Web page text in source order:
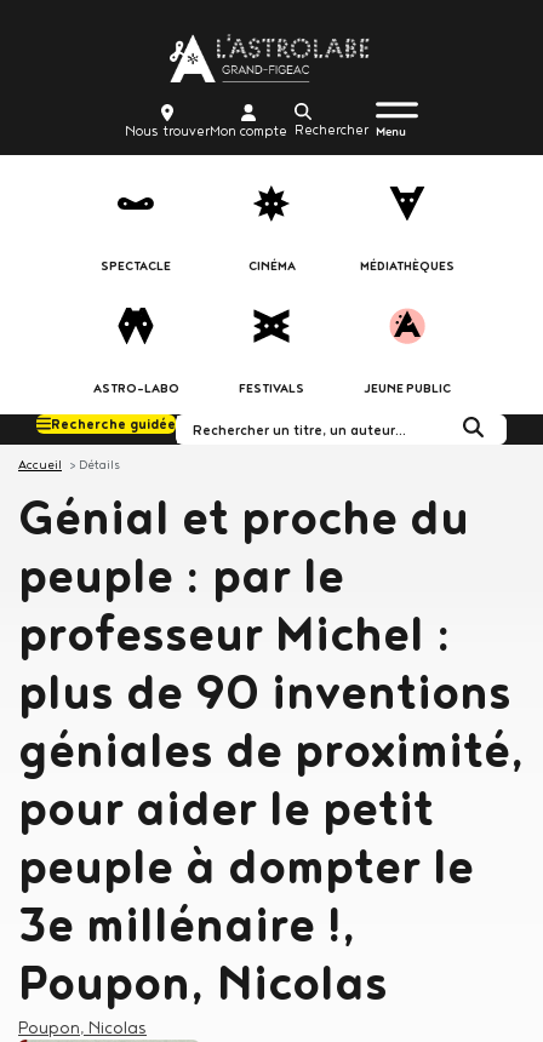
au
contenu
principal
Body
trouver
Nous trouvercompte
Mon compte
Recherche
Menu
burger
Body
icon_trigger
Menu
SPECTACLE CINÉMA MÉDIATHÈQUES
ASTRO-LABO FESTIVALS JEUNE PUBLIC
Rechercher dans le
Recherche guidée
Accueil Détails
Génial et proche du
peuple : par le
professeur Michel :
plus de 90 inventions
géniales de proximité,
pour aider le petit
peuple à dompter le
3e millénaire !,
Poupon, Nicolas
Auteur
Poupon, Nicolas